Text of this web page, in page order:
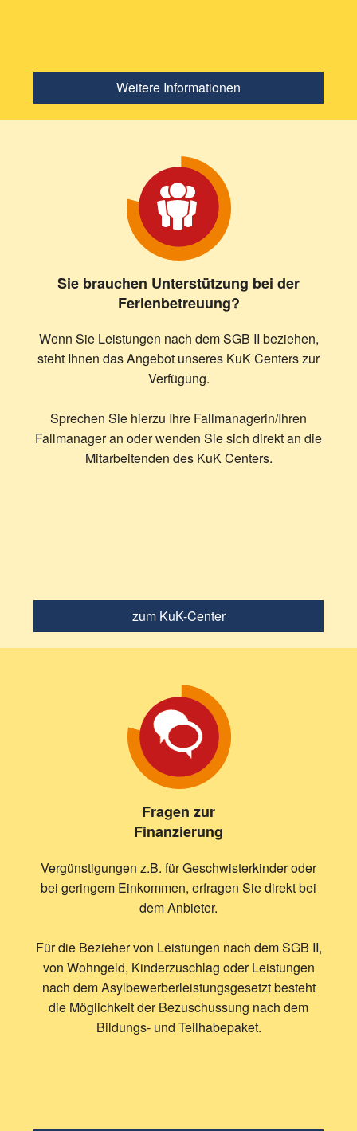
Weitere Informationen
Sie brauchen Unterstützung bei der
Ferienbetreuung?
Wenn Sie Leistungen nach dem SGB II beziehen,
steht Ihnen das Angebot unseres KuK Centers zur
Verfügung.
Sprechen Sie hierzu Ihre Fallmanagerin/Ihren
Fallmanager an oder wenden Sie sich direkt an die
Mitarbeitenden des KuK Centers.
zum KuK-Center
Fragen zur
Finanzierung
Vergünstigungen z.B. für Geschwisterkinder oder
bei geringem Einkommen, erfragen Sie direkt bei
dem Anbieter.
Für die Bezieher von Leistungen nach dem SGB II,
von Wohngeld, Kinderzuschlag oder Leistungen
nach dem Asylbewerberleistungsgesetzt besteht
die Möglichkeit der Bezuschussung nach dem
Bildungs- und Teilhabepaket.